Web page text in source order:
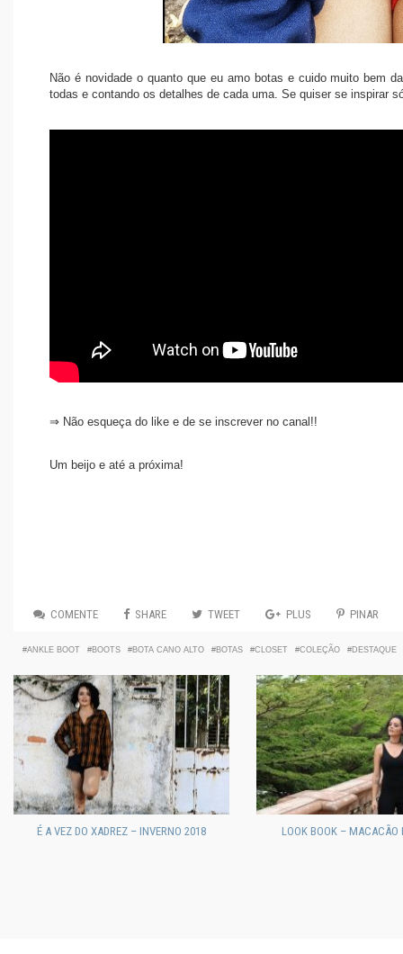
Não é novidade o quanto que eu amo botas e cuido muito bem
todas e contando os detalhes de cada uma. Se quiser se inspirar
⇒ Não esqueça do like e de se inscrever no canal!!
Um beijo e até a próxima!
COMENTE SHARE TWEET PLUS PINAR
ANKLE BOOT BOOTS BOTA CANO ALTO BOTAS CLOSET COLEÇÃO DESTAQUE
É A VEZ DO XADREZ – INVERNO 2018 LOOK BOOK – MACACÃO